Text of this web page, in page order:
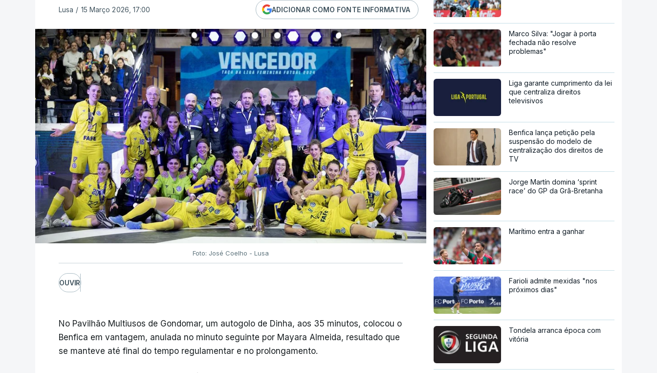
Lusa / 15 Março 2026, 17:00 ADICIONAR COMO FONTE INFORMATIVA
Foto: José Coelho - Lusa
OUVIR
No Pavilhão Multiusos de Gondomar, um autogolo de Dinha, aos 35 minutos, colocou o
Benfica em vantagem, anulada no minuto seguinte por Mayara Almeida, resultado que
se manteve até final do tempo regulamentar e no prolongamento.
Marco Silva: "Jogar à porta
fechada não resolve
problemas"
Liga garante cumprimento da lei
que centraliza direitos
televisivos
Benfica lança petição pela
suspensão do modelo de
centralização dos direitos de
TV
Jorge Martín domina ‘sprint
race’ do GP da Grã-Bretanha
Marítimo entra a ganhar
Farioli admite mexidas "nos
próximos dias"
Tondela arranca época com
vitória